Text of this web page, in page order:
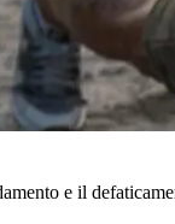
e il